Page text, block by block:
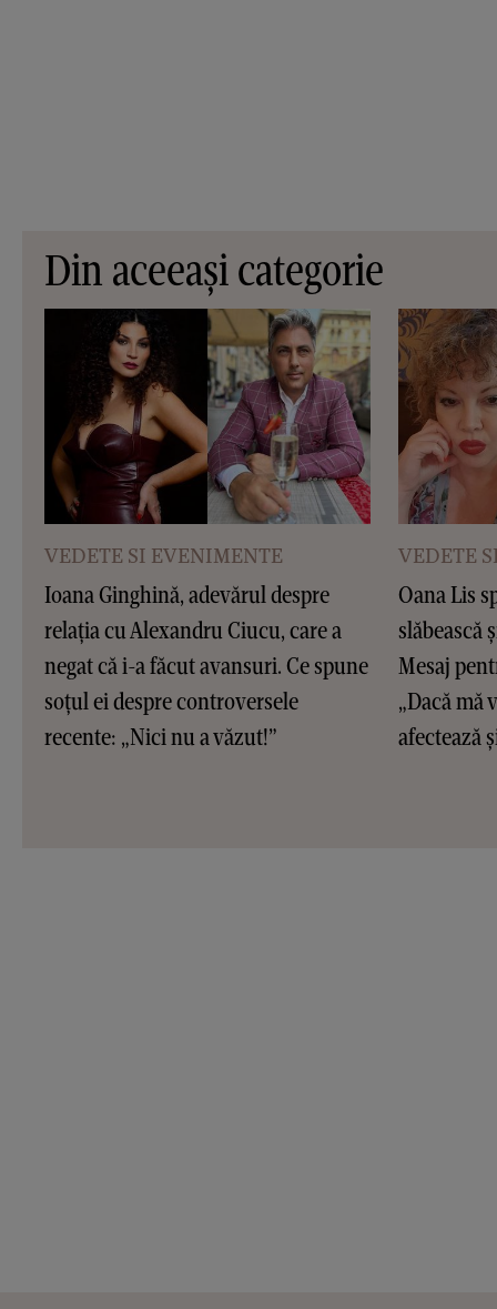
Din aceeași categorie
VEDETE SI EVENIMENTE
Ioana Ginghină, adevărul despre
relația cu Alexandru Ciucu, care a
negat că i-a făcut avansuri. Ce spune
soțul ei despre controversele
recente: „Nici nu a văzut!”
VEDETE
Oana Lis
slăbească
Mesaj
„Dacă mă
afectează